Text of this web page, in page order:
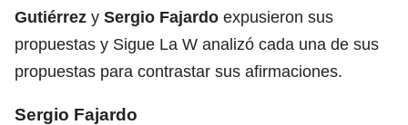
Gutiérrez y Sergio Fajardo expusieron sus
propuestas y Sigue La W analizó cada una de sus
propuestas para contrastar sus afirmaciones.
Sergio Fajardo